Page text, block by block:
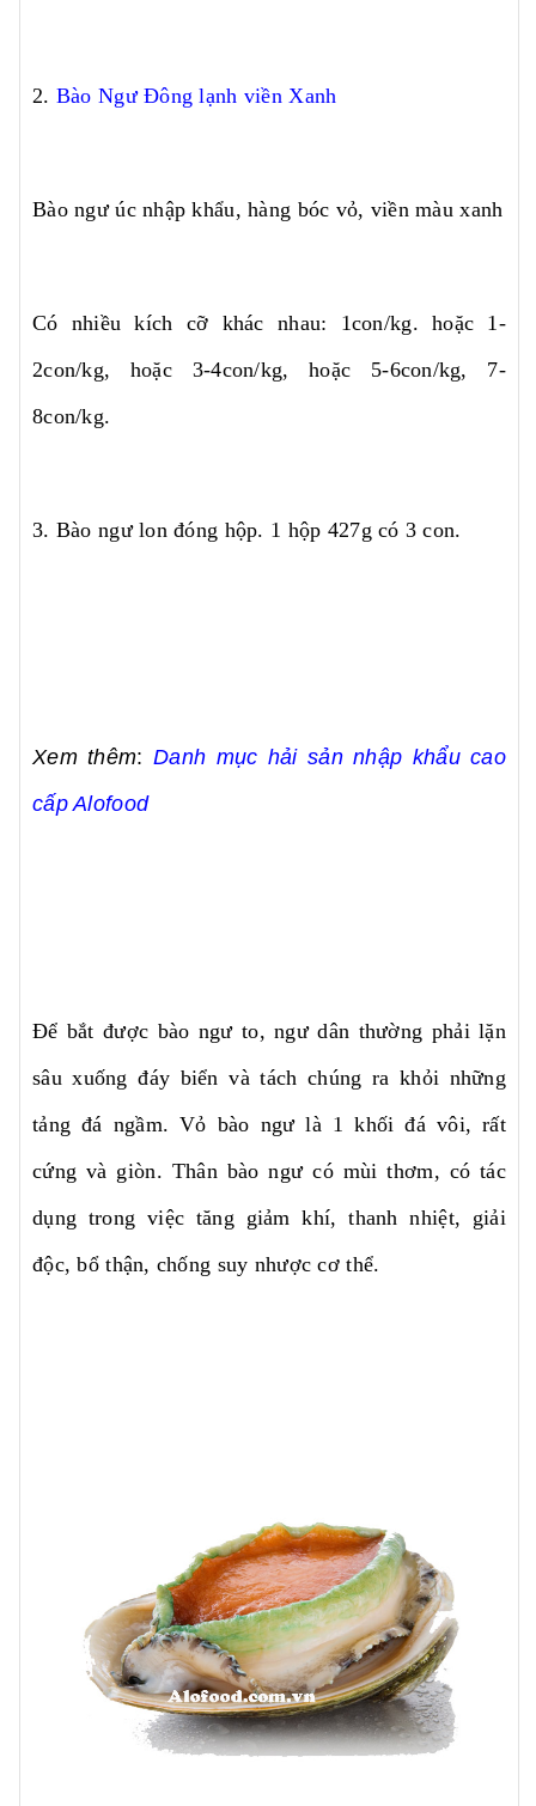
2. Bào Ngư Đông lạnh viền Xanh
Bào ngư úc nhập khẩu, hàng bóc vỏ, viền màu xanh
Có nhiều kích cỡ khác nhau: 1con/kg. hoặc 1-
2con/kg, hoặc 3-4con/kg, hoặc 5-6con/kg, 7-
8con/kg.
3. Bào ngư lon đóng hộp. 1 hộp 427g có 3 con.
Xem thêm:Danh mục hải sản nhập khẩu cao
cấp Alofood
Để bắt được bào ngư to, ngư dân thường phải lặn
sâu xuống đáy biển và tách chúng ra khỏi những
tảng đá ngầm. Vỏ bào ngư là 1 khối đá vôi, rất
cứng và giòn. Thân bào ngư có mùi thơm, có tác
dụng trong việc tăng giảm khí, thanh nhiệt, giải
độc, bổ thận, chống suy nhược cơ thể.